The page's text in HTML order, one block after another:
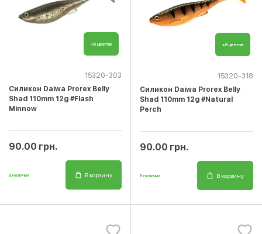
+6 цветов
15320-303
Cиликон Daiwa Prorex Belly
Shad 110mm 12g #Flash
Minnow
90.00 грн.
В наличии В корзину
+6 цветов
15320-318
Cиликон Daiwa Prorex Belly
Shad 110mm 12g #Natural
Perch
90.00 грн.
В наличии В корзину